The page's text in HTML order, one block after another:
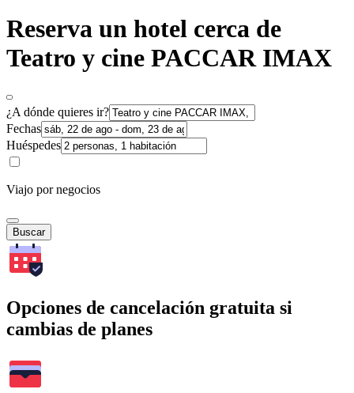
Reserva un hotel cerca de
Teatro y cine PACCAR IMAX
¿A dónde quieres ir?
Fechas
Huéspedes
Viajo por negocios
Buscar
Opciones de cancelación gratuita si
cambias de planes